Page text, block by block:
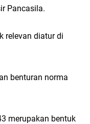
Pancasila.
relevan diatur di
benturan norma
merupakan bentuk